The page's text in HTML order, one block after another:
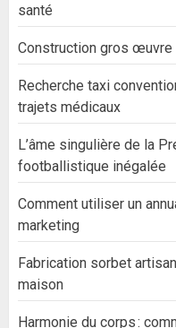
santé
Construction gros œuvre
Recherche taxi
trajets médicaux
L’âme singulière de la
footballistique inégalée
Comment utiliser un
marketing
Fabrication sorbet
maison
Harmonie du corps :